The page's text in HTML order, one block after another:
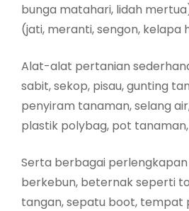
bunga matahari, lidah
(jati, meranti, sengon, kelapa
Alat-alat pertanian
sabit, sekop, pisau, gunting
penyiram tanaman, selang
plastik polybag, pot
Serta berbagai
berkebun, beternak seperti
tangan, sepatu boot, tempat